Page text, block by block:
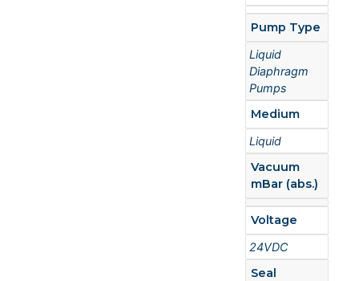
Pump Type
Liquid
Diaphragm
Pumps
Medium
Liquid
Vacuum
mBar (abs.)
Voltage
24VDC
Seal